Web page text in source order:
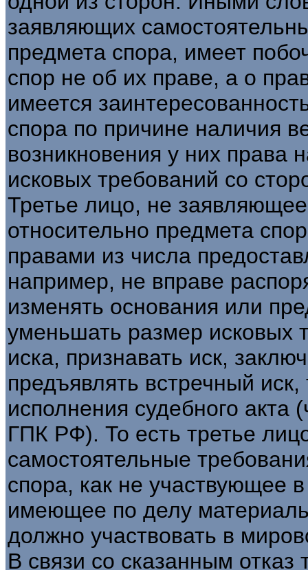
заявляющих
предмета спора, имеет
спор не об их праве, а о
имеется
спора по причине наличия
возникновения у них права
исковых требований со
Третье лицо, не
относительно предмета
правами из числа
например, не вправе
изменять основания или
уменьшать размер исковых
иска, признавать иск,
предъявлять встречный
исполнения судебного
ГПК РФ). То есть третье
самостоятельные
спора, как не участвующее
имеющее по делу
должно участвовать в
В связи со сказанным